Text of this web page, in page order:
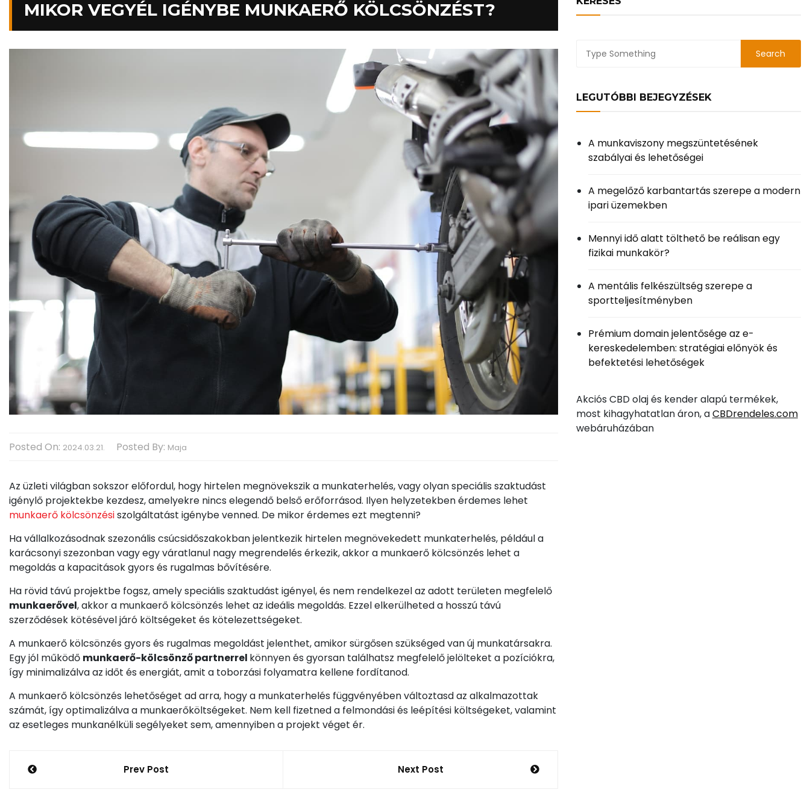
MIKOR VEGYÉL IGÉNYBE MUNKAERŐ KÖLCSÖNZÉST?
Posted On: 2024.03.21. Posted By: Maja
Az üzleti világban sokszor előfordul, hogy hirtelen megnövekszik a munkaterhelés, vagy olyan speciális szaktudást
igénylő projektekbe kezdesz, amelyekre nincs elegendő belső erőforrásod. Ilyen helyzetekben érdemes lehet
munkaerő kölcsönzésiszolgáltatást igénybe venned. De mikor érdemes ezt megtenni?
Ha vállalkozásodnak szezonális csúcsidőszakokban jelentkezik hirtelen megnövekedett munkaterhelés, például a
karácsonyi szezonban vagy egy váratlanul nagy megrendelés érkezik, akkor a munkaerő kölcsönzés lehet a
megoldás a kapacitások gyors és rugalmas bővítésére.
Ha rövid távú projektbe fogsz, amely speciális szaktudást igényel, és nem rendelkezel az adott területen megfelelő
munkaerővel, akkor a munkaerő kölcsönzés lehet az ideális megoldás. Ezzel elkerülheted a hosszú távú
szerződések kötésével járó költségeket és kötelezettségeket.
A munkaerő kölcsönzés gyors és rugalmas megoldást jelenthet, amikor sürgősen szükséged van új munkatársakra.
Egy jól működő munkaerő-kölcsönző partnerrel könnyen és gyorsan találhatsz megfelelő jelölteket a pozíciókra,
így minimalizálva az időt és energiát, amit a toborzási folyamatra kellene fordítanod.
A munkaerő kölcsönzés lehetőséget ad arra, hogy a munkaterhelés függvényében változtasd az alkalmazottak
számát, így optimalizálva a munkaerőköltségeket. Nem kell fizetned a felmondási és leépítési költségeket, valamint
az esetleges munkanélküli segélyeket sem, amennyiben a projekt véget ér.
Bejegyzés
Prev Post Next Post
LEGUTÓBBI BEJEGYZÉSEK
A munkaviszony megszüntetésének
szabályai és lehetőségei
A megelőző karbantartás szerepe a modern
ipari üzemekben
Mennyi idő alatt tölthető be reálisan egy
fizikai munkakör?
A mentális felkészültség szerepe a
sportteljesítményben
Prémium domain jelentősége az e-
kereskedelemben: stratégiai előnyök és
befektetési lehetőségek
Akciós CBD olaj és kender alapú termékek,
most kihagyhatatlan áron, aCBDrendeles.com
webáruházában